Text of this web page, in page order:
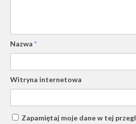
Nazwa *
Witryna internetowa
Zapamiętaj moje dane w tej